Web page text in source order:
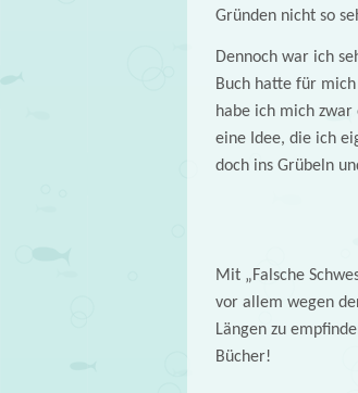
Gründen nicht so
Dennoch war ich
Buch hatte für
habe ich mich
eine Idee, die ich
doch ins Grübeln
Mit „Falsche
vor allem wegen
Längen zu
Bücher!